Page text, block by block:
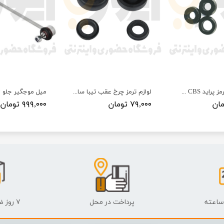
۹۹۹,۰۰۰ تومان
لوازم ترمز چرخ عقب تیبا سامیکو
۷۹,۰۰۰ تومان
لوازم پمپ ترمز پراید CBS سامیکو
پرداخت در محل ۷ روز ضمانت بازگشت